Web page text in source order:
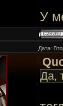
У
Дата:
Да,